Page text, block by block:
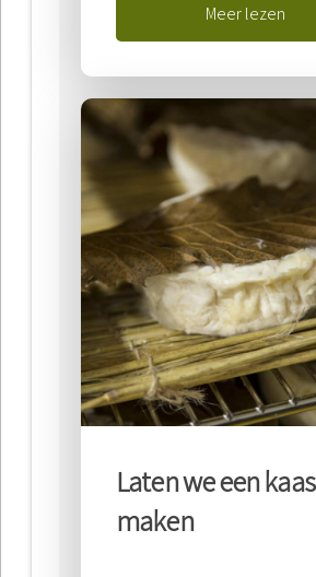
Meer lezen
Laten we een kaas
maken